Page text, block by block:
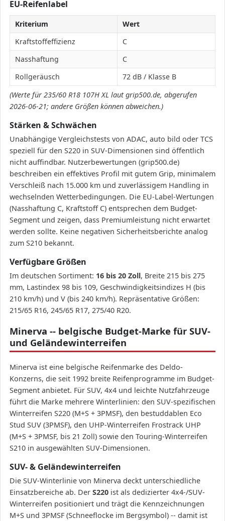
EU-Reifenlabel
Kriterium
Wert
Kraftstoffeffizienz
C
Nasshaftung
C
Rollgeräusch
72 dB / Klasse B
(Werte für 235/60 R18 107H XL laut grip500.de, abgerufen
2026-06-21; andere Größen können abweichen.)
Stärken & Schwächen
Unabhängige Vergleichstests von ADAC, auto bild oder TCS
speziell für den S220 in SUV-Dimensionen sind öffentlich
nicht auffindbar. Nutzerbewertungen (grip500.de)
beschreiben ein effektives Profil mit gutem Grip, minimalem
Verschleiß nach 15.000 km und zuverlässigem Handling in
wechselnden Wetterbedingungen. Die EU-Label-Wertungen
(Nasshaftung C, Kraftstoff C) entsprechen dem Budget-
Segment und zeigen, dass Premiumleistung nicht erwartet
werden sollte. Keine negativen Sicherheitsberichte analog
zum S210 bekannt.
Verfügbare Größen
Im deutschen Sortiment: 16 bis 20 Zoll, Breite 215 bis 275
mm, Lastindex 98 bis 109, Geschwindigkeitsindizes H (bis
210 km/h) und V (bis 240 km/h). Repräsentative Größen:
215/65 R16, 245/65 R17, 275/40 R20.
Minerva -- belgische Budget-Marke für SUV-
und Geländewinterreifen
Minerva ist eine belgische Reifenmarke des Deldo-
Konzerns, die seit 1992 breite Reifenprogramme im Budget-
Segment anbietet. Für SUV, 4x4 und leichte Nutzfahrzeuge
führt die Marke mehrere Winterlinien: den SUV-spezifischen
Winterreifen S220 (M+S + 3PMSF), den bestuddablen Eco
Stud SUV (3PMSF), den UHP-Winterreifen Frostrack UHP
(M+S + 3PMSF, bis 21 Zoll) sowie den Touring-Winterreifen
S210 in ausgewählten SUV-Dimensionen.
SUV- & Geländewinterreifen
Die SUV-Winterlinie von Minerva deckt unterschiedliche
Einsatzbereiche ab. Der S220 ist als dedizierter 4x4-/SUV-
Winterreifen positioniert und trägt die Kennzeichnungen
M+S und 3PMSF (Schneeflocke im Bergsymbol) -- damit ist